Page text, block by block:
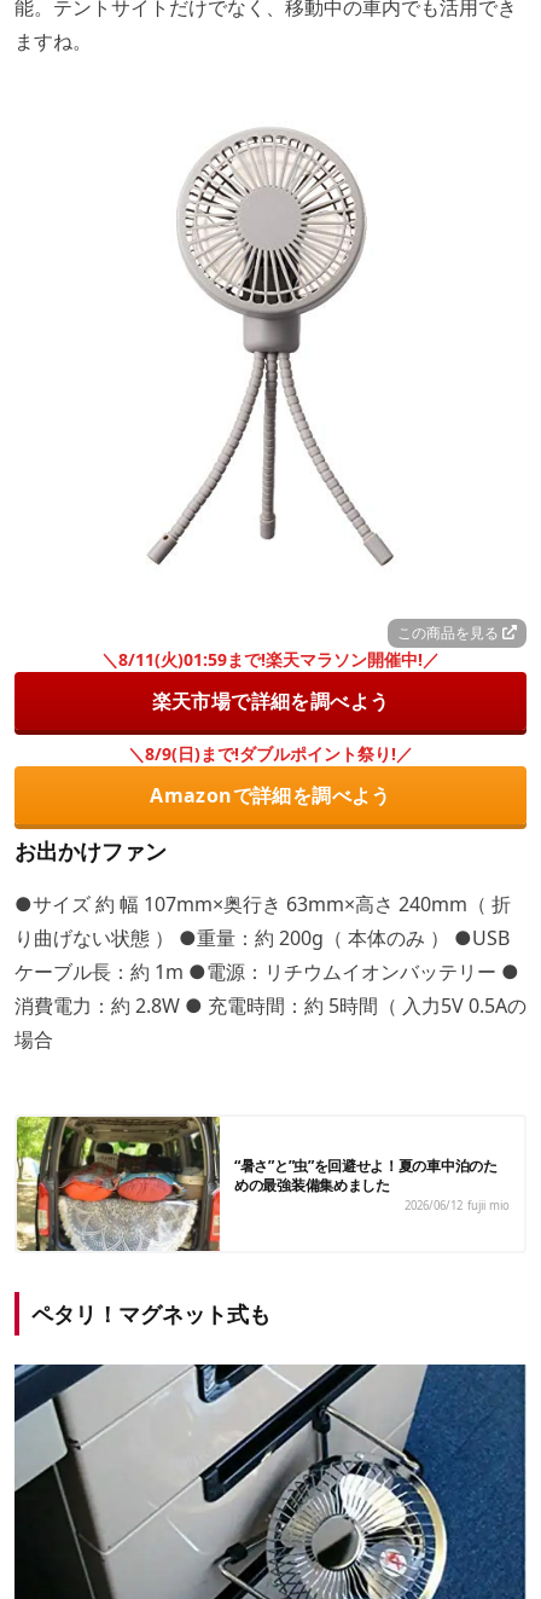
能。テントサイトだけでなく、移動中の車内でも活用でき
ますね。
この商品を見る
＼8/11(火)01:59まで!楽天マラソン開催中!／
楽天市場で詳細を調べよう
＼8/9(日)まで!ダブルポイント祭り!／
Amazonで詳細を調べよう
お出かけファン
●サイズ 約 幅 107mm×奥行き 63mm×高さ 240mm（ 折
り曲げない状態 ） ●重量：約 200g（ 本体のみ ） ●USB
ケーブル長：約 1m ●電源：リチウムイオンバッテリー ●
消費電力：約 2.8W ● 充電時間：約 5時間（ 入力5V 0.5Aの
場合
“暑さ”と”虫”を回避せよ！夏の車中泊のた
めの最強装備集めました
2026/06/12 fujii mio
ペタリ！マグネット式も